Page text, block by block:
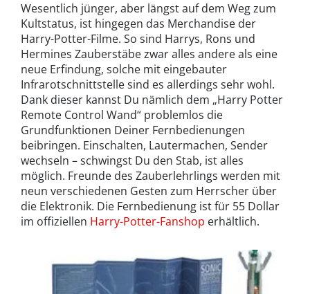
Wesentlich jünger, aber längst auf dem Weg zum
Kultstatus, ist hingegen das Merchandise der
Harry-Potter-Filme. So sind Harrys, Rons und
Hermines Zauberstäbe zwar alles andere als eine
neue Erfindung, solche mit eingebauter
Infrarotschnittstelle sind es allerdings sehr wohl.
Dank dieser kannst Du nämlich dem „Harry Potter
Remote Control Wand“ problemlos die
Grundfunktionen Deiner Fernbedienungen
beibringen. Einschalten, Lautermachen, Sender
wechseln – schwingst Du den Stab, ist alles
möglich. Freunde des Zauberlehrlings werden mit
neun verschiedenen Gesten zum Herrscher über
die Elektronik. Die Fernbedienung ist für 55 Dollar
im offiziellen Harry-Potter-Fanshop erhältlich.